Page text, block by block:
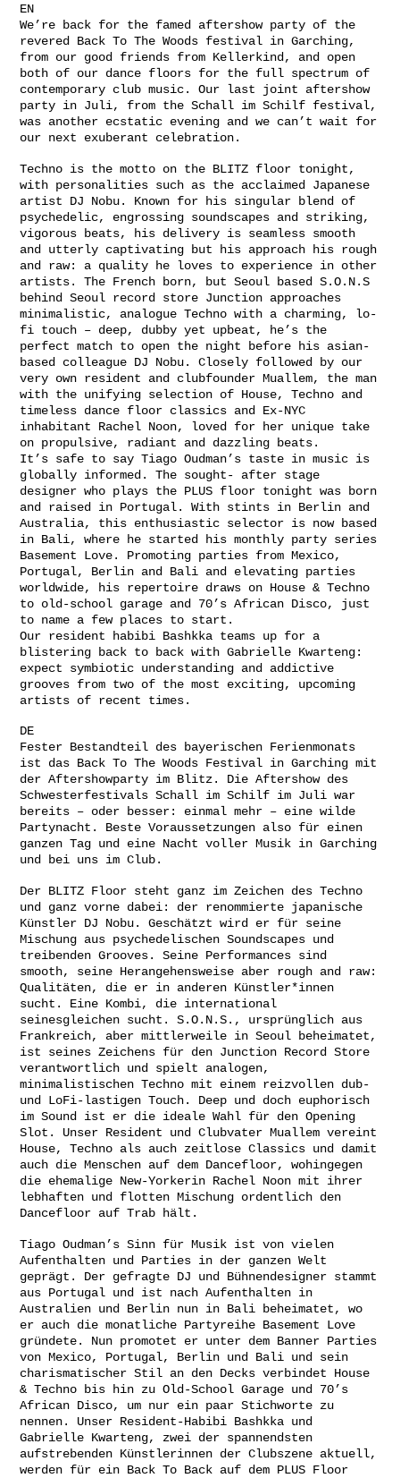
EN
We’re back for the famed aftershow party of the
revered Back To The Woods festival in Garching,
from our good friends from Kellerkind, and open
both of our dance floors for the full spectrum of
contemporary club music. Our last joint aftershow
party in Juli, from the Schall im Schilf festival,
was another ecstatic evening and we can’t wait for
our next exuberant celebration.
Techno is the motto on the BLITZ floor tonight,
with personalities such as the acclaimed Japanese
artist DJ Nobu. Known for his singular blend of
psychedelic, engrossing soundscapes and striking,
vigorous beats, his delivery is seamless smooth
and utterly captivating but his approach his rough
and raw: a quality he loves to experience in other
artists. The French born, but Seoul based S.O.N.S
behind Seoul record store Junction approaches
minimalistic, analogue Techno with a charming, lo-
fi touch – deep, dubby yet upbeat, he’s the
perfect match to open the night before his asian-
based colleague DJ Nobu. Closely followed by our
very own resident and clubfounder Muallem, the man
with the unifying selection of House, Techno and
timeless dance floor classics and Ex-NYC
inhabitant Rachel Noon, loved for her unique take
on propulsive, radiant and dazzling beats.
It’s safe to say Tiago Oudman’s taste in music is
globally informed. The sought- after stage
designer who plays the PLUS floor tonight was born
and raised in Portugal. With stints in Berlin and
Australia, this enthusiastic selector is now based
in Bali, where he started his monthly party series
Basement Love. Promoting parties from Mexico,
Portugal, Berlin and Bali and elevating parties
worldwide, his repertoire draws on House & Techno
to old-school garage and 70’s African Disco, just
to name a few places to start.
Our resident habibi Bashkka teams up for a
blistering back to back with Gabrielle Kwarteng:
expect symbiotic understanding and addictive
grooves from two of the most exciting, upcoming
artists of recent times.
DE
Fester Bestandteil des bayerischen Ferienmonats
ist das Back To The Woods Festival in Garching mit
der Aftershowparty im Blitz. Die Aftershow des
Schwesterfestivals Schall im Schilf im Juli war
bereits – oder besser: einmal mehr – eine wilde
Partynacht. Beste Voraussetzungen also für einen
ganzen Tag und eine Nacht voller Musik in Garching
und bei uns im Club.
Der BLITZ Floor steht ganz im Zeichen des Techno
und ganz vorne dabei: der renommierte japanische
Künstler DJ Nobu. Geschätzt wird er für seine
Mischung aus psychedelischen Soundscapes und
treibenden Grooves. Seine Performances sind
smooth, seine Herangehensweise aber rough and raw:
Qualitäten, die er in anderen Künstler*innen
sucht. Eine Kombi, die international
seinesgleichen sucht. S.O.N.S., ursprünglich aus
Frankreich, aber mittlerweile in Seoul beheimatet,
ist seines Zeichens für den Junction Record Store
verantwortlich und spielt analogen,
minimalistischen Techno mit einem reizvollen dub-
und LoFi-lastigen Touch. Deep und doch euphorisch
im Sound ist er die ideale Wahl für den Opening
Slot. Unser Resident und Clubvater Muallem vereint
House, Techno als auch zeitlose Classics und damit
auch die Menschen auf dem Dancefloor, wohingegen
die ehemalige New-Yorkerin Rachel Noon mit ihrer
lebhaften und flotten Mischung ordentlich den
Dancefloor auf Trab hält.
Tiago Oudman’s Sinn für Musik ist von vielen
Aufenthalten und Parties in der ganzen Welt
geprägt. Der gefragte DJ und Bühnendesigner stammt
aus Portugal und ist nach Aufenthalten in
Australien und Berlin nun in Bali beheimatet, wo
er auch die monatliche Partyreihe Basement Love
gründete. Nun promotet er unter dem Banner Parties
von Mexico, Portugal, Berlin und Bali und sein
charismatischer Stil an den Decks verbindet House
& Techno bis hin zu Old-School Garage und 70’s
African Disco, um nur ein paar Stichworte zu
nennen. Unser Resident-Habibi Bashkka und
Gabrielle Kwarteng, zwei der spannendsten
aufstrebenden Künstlerinnen der Clubszene aktuell,
werden für ein Back To Back auf dem PLUS Floor